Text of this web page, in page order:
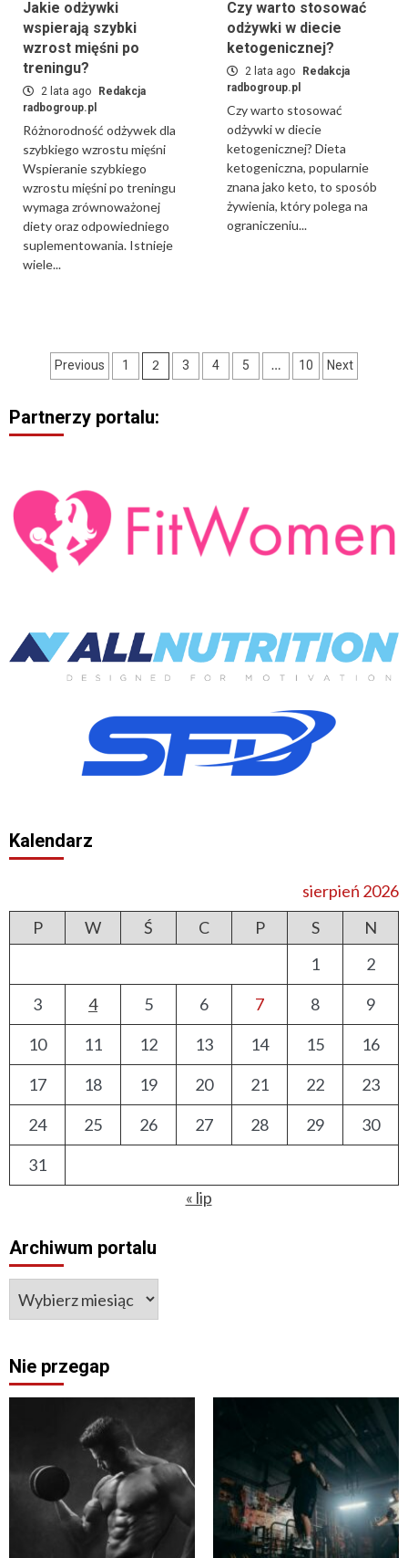
Jakie odżywki
wspierają szybki
wzrost mięśni po
treningu?
2 lata ago
Redakcja
radbogroup.pl
Różnorodność odżywek dla
szybkiego wzrostu mięśni
Wspieranie szybkiego
wzrostu mięśni po treningu
wymaga zrównoważonej
diety oraz odpowiedniego
suplementowania. Istnieje
wiele...
Czy warto stosować
odżywki w diecie
ketogenicznej?
2 lata ago
Redakcja
radbogroup.pl
Czy warto stosować
odżywki w diecie
ketogenicznej? Dieta
ketogeniczna, popularnie
znana jako keto, to sposób
żywienia, który polega na
ograniczeniu...
Nawigacja
wpisach
Previous 1 2 3 4 5 … 10 Next
Partnerzy portalu:
Kalendarz
sierpień 2026
P
W Ś C P S
N
1
2
3
4 5 6 7 8
9
10
11 12 13 14 15
16
17
18 19 20 21 22
23
24
25 26 27 28 29
30
31
« lip
Archiwum portalu
Nie przegap